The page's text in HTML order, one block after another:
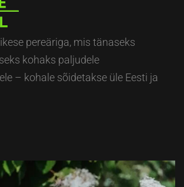
pereäriga, mis tänaseks
kohaks paljudele
– kohale sõidetakse üle Eesti ja